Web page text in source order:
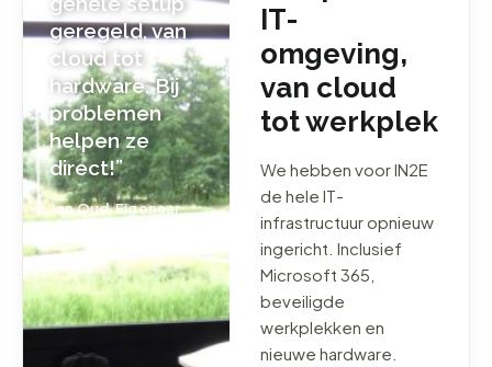
geregeld, van
cloud tot
hardware. Bij
problemen
helpen ze
direct!”
Jan Oud, Eigenaar
IT-
omgeving,
van cloud
tot werkplek
We hebben voor IN2E
de hele IT-
infrastructuur opnieuw
ingericht. Inclusief
Microsoft 365,
beveiligde
werkplekken en
nieuwe hardware.